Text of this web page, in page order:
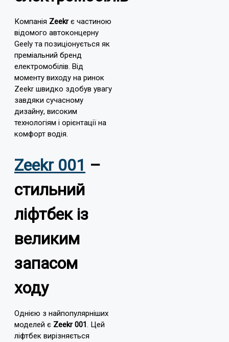
Компанія Zeekrє частиною
відомого автоконцерну
Geely та позиціонується як
преміальний бренд
електромобілів. Від
моменту виходу на ринок
Zeekr швидко здобув увагу
завдяки сучасному
дизайну, високим
технологіям і орієнтації на
комфорт водія.
Zeekr 001 –
стильний
ліфтбек із
великим
запасом
ходу
Однією з найпопулярніших
моделей є Zeekr 001. Цей
ліфтбек вирізняється